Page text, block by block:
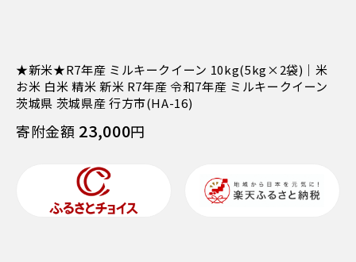
★新米★R7年産 ミルキークイーン 10kg(5kg×2袋)｜米
お米 白米 精米 新米 R7年産 令和7年産 ミルキークイーン
茨城県 茨城県産 行方市(HA-16)
寄附金額 23,000円